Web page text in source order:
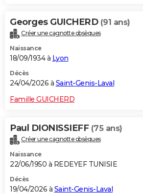
Georges GUICHERD (91 ans)
Créer une cagnotte obsèques
Naissance
18/09/1934 à Lyon
Décès
24/04/2026 à Saint-Genis-Laval
Famille GUICHERD
Paul DIONISSIEFF (75 ans)
Créer une cagnotte obsèques
Naissance
22/06/1950 à REDEYEF TUNISIE
Décès
19/04/2026 à Saint-Genis-Laval